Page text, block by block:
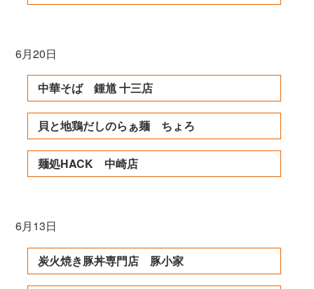
6月20日
中華そば 鍾馗 十三店
貝と地鶏だしのらぁ麺 ちょろ
麺処HACK 中崎店
6月13日
炭火焼き豚丼専門店 豚小家